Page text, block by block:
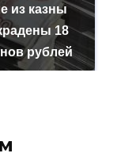
из казны
18
рублей